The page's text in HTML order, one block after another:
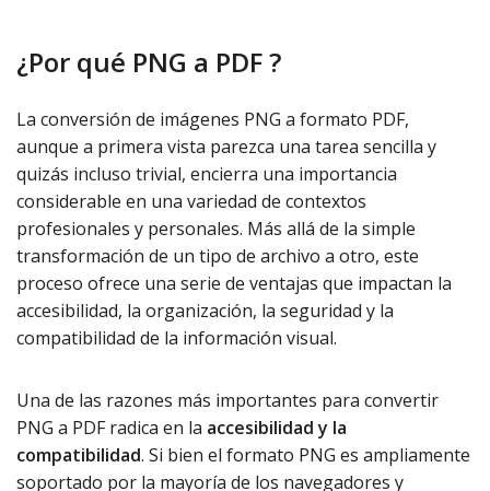
¿Por qué PNG a PDF ?
La conversión de imágenes PNG a formato PDF,
aunque a primera vista parezca una tarea sencilla y
quizás incluso trivial, encierra una importancia
considerable en una variedad de contextos
profesionales y personales. Más allá de la simple
transformación de un tipo de archivo a otro, este
proceso ofrece una serie de ventajas que impactan la
accesibilidad, la organización, la seguridad y la
compatibilidad de la información visual.
Una de las razones más importantes para convertir
PNG a PDF radica en la accesibilidad y la
compatibilidad. Si bien el formato PNG es ampliamente
soportado por la mayoría de los navegadores y